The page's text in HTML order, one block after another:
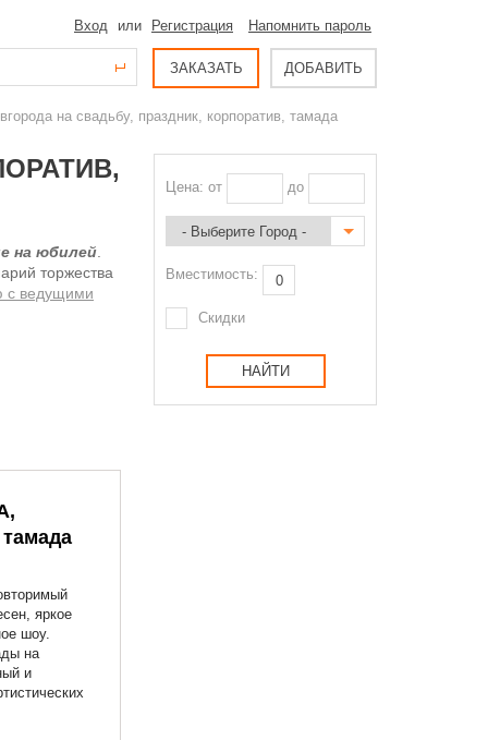
Вход или Регистрация Напомнить пароль
ЗАКАЗАТЬ ДОБАВИТЬ
на свадьбу, праздник, корпоратив, тамада
на юбилей
торжества
с ведущими
яркое
шоу.
на
и
Цена: от до
Вместимость:
Скидки
НАЙТИ